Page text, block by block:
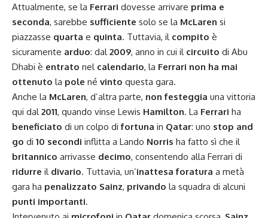
Attualmente, se la Ferrari dovesse arrivare prima e
seconda, sarebbe sufficiente solo se la McLaren si
piazzasse quarta e quinta. Tuttavia, il compito è
sicuramente arduo: dal2009, anno in cui il circuito di Abu
Dhabi è entrato nel calendario, la Ferrari non ha mai
ottenuto la pole né vinto questa gara.
Anche la McLaren, d’altra parte, non festeggia una vittoria
qui dal2011, quando vinse Lewis Hamilton. La Ferrari ha
beneficiato di un colpo difortuna in Qatar: uno stop and
go di 10 secondi inflitta a Lando Norris ha fatto sì che il
britannico arrivasse decimo, consentendo alla Ferrari di
ridurre il divario. Tuttavia, un’inattesa foratura a metà
gara ha penalizzato Sainz, privando la squadra di alcuni
punti importanti.